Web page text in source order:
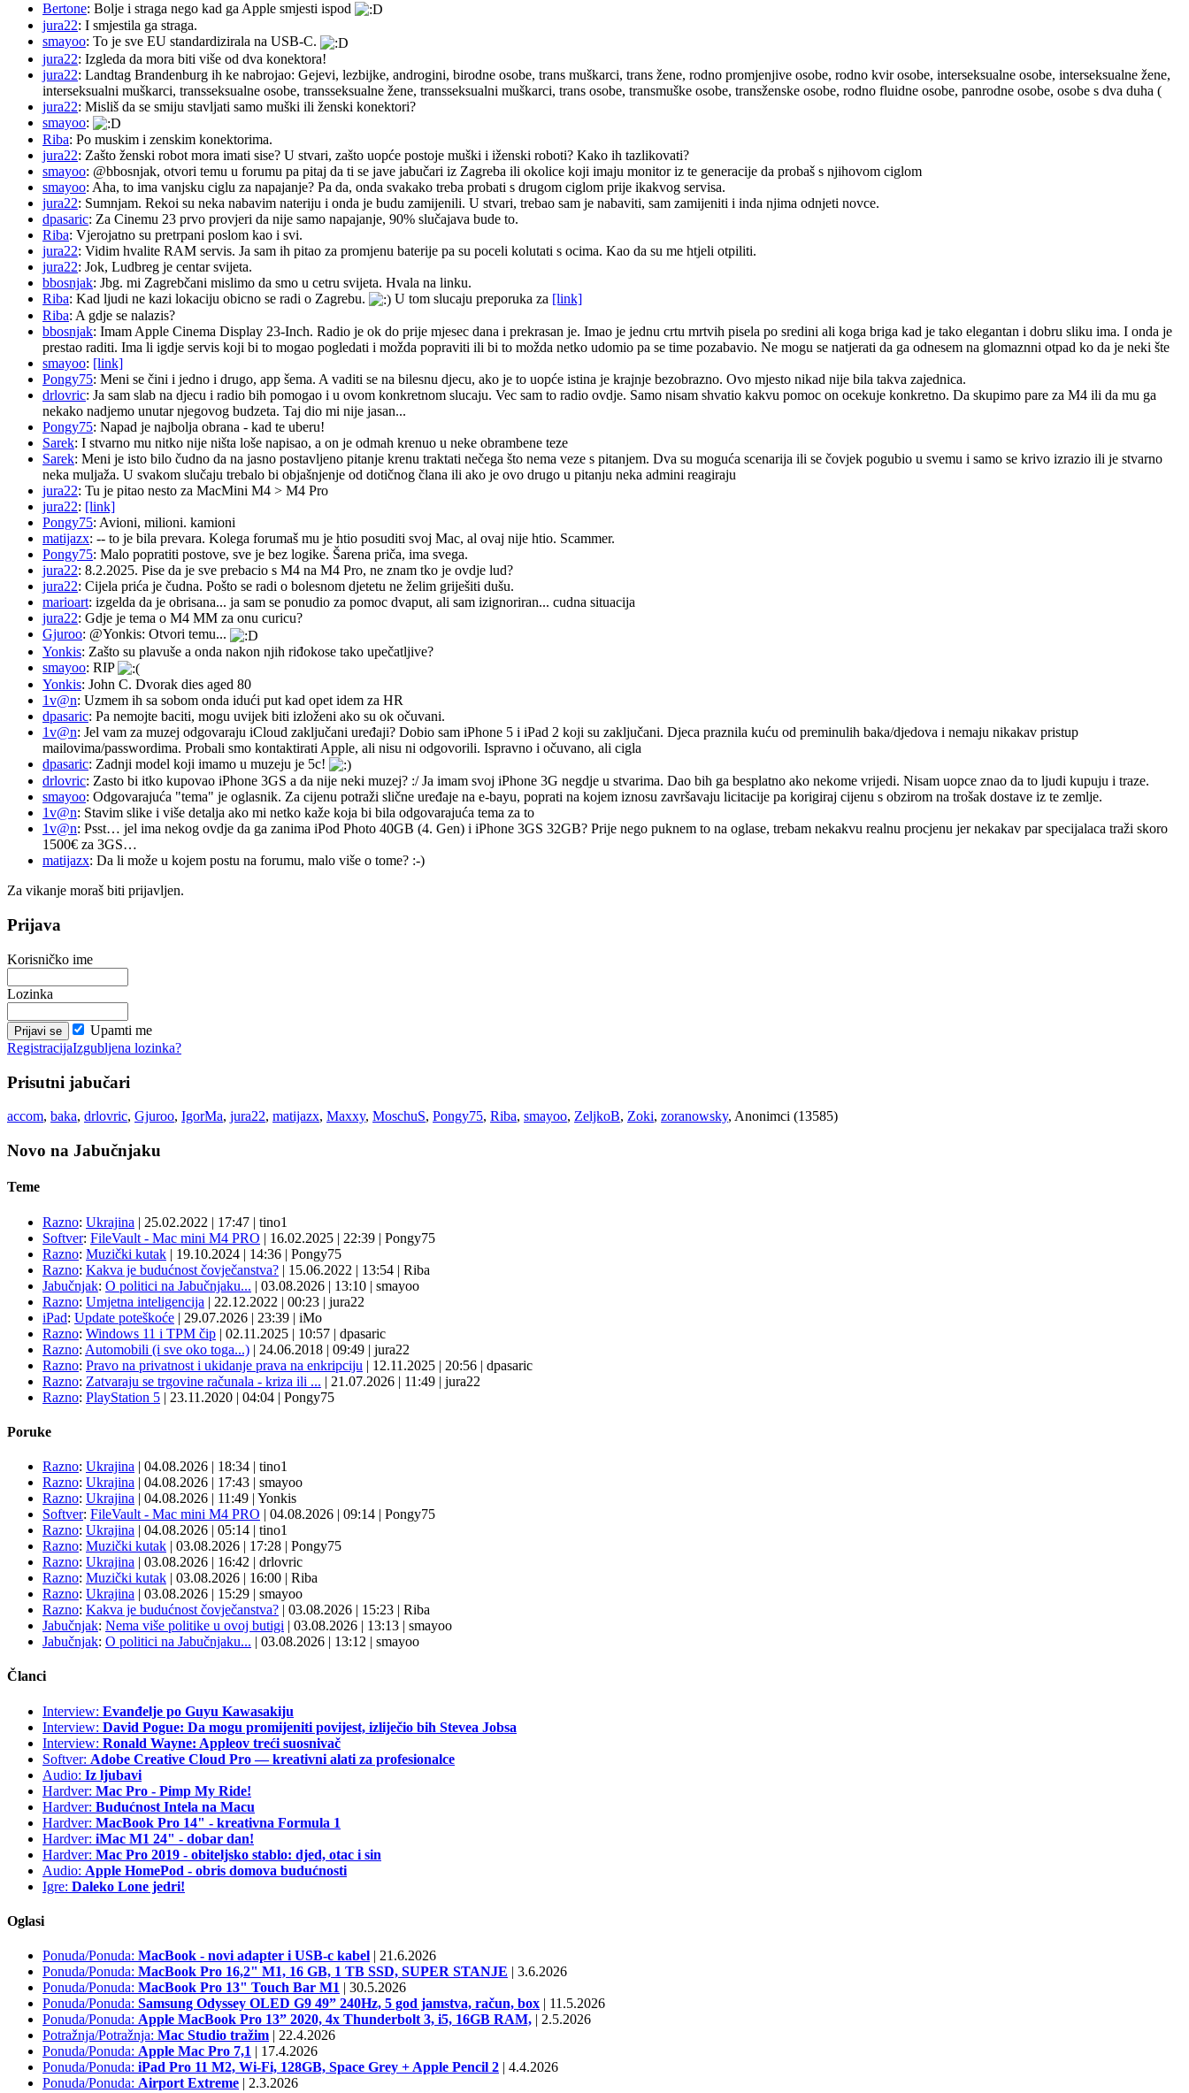
Bertone: Bolje i straga nego kad ga Apple smjesti ispod
jura22: I smjestila ga straga.
smayoo: To je sve EU standardizirala na USB-C.
jura22: Izgleda da mora biti više od dva konektora!
jura22: Landtag Brandenburg ih ke nabrojao: Gejevi, lezbijke, androgini, birodne osobe, trans muškarci, trans žene, rodno promjenjive osobe, rodno kvir osobe, interseksualne osobe, interseksualne žene,
interseksualni muškarci, transseksualne osobe, transseksualne žene, transseksualni muškarci, trans osobe, transmuške osobe, transženske osobe, rodno fluidne osobe, panrodne osobe, osobe s dva duha (
jura22: Misliš da se smiju stavljati samo muški ili ženski konektori?
smayoo:
Riba: Po muskim i zenskim konektorima.
jura22: Zašto ženski robot mora imati sise? U stvari, zašto uopće postoje muški i iženski roboti? Kako ih tazlikovati?
smayoo: @bbosnjak, otvori temu u forumu pa pitaj da ti se jave jabučari iz Zagreba ili okolice koji imaju monitor iz te generacije da probaš s njihovom ciglom
smayoo: Aha, to ima vanjsku ciglu za napajanje? Pa da, onda svakako treba probati s drugom ciglom prije ikakvog servisa.
jura22: Sumnjam. Rekoi su neka nabavim nateriju i onda je budu zamijenili. U stvari, trebao sam je nabaviti, sam zamijeniti i inda njima odnjeti novce.
dpasaric: Za Cinemu 23 prvo provjeri da nije samo napajanje, 90% slučajava bude to.
Riba: Vjerojatno su pretrpani poslom kao i svi.
jura22: Vidim hvalite RAM servis. Ja sam ih pitao za promjenu baterije pa su poceli kolutati s ocima. Kao da su me htjeli otpiliti.
jura22: Jok, Ludbreg je centar svijeta.
bbosnjak: Jbg. mi Zagrebčani mislimo da smo u cetru svijeta. Hvala na linku.
Riba: Kad ljudi ne kazi lokaciju obicno se radi o Zagrebu. U tom slucaju preporuka za [link]
Riba: A gdje se nalazis?
bbosnjak: Imam Apple Cinema Display 23-Inch. Radio je ok do prije mjesec dana i prekrasan je. Imao je jednu crtu mrtvih pisela po sredini ali koga briga kad je tako elegantan i dobru sliku ima. I onda je
prestao raditi. Ima li igdje servis koji bi to mogao pogledati i možda popraviti ili bi to možda netko udomio pa se time pozabavio. Ne mogu se natjerati da ga odnesem na glomaznni otpad ko da je neki šte
smayoo: [link]
Pongy75: Meni se čini i jedno i drugo, app šema. A vaditi se na bilesnu djecu, ako je to uopće istina je krajnje bezobrazno. Ovo mjesto nikad nije bila takva zajednica.
drlovric: Ja sam slab na djecu i radio bih pomogao i u ovom konkretnom slucaju. Vec sam to radio ovdje. Samo nisam shvatio kakvu pomoc on ocekuje konkretno. Da skupimo pare za M4 ili da mu ga
nekako nadjemo unutar njegovog budzeta. Taj dio mi nije jasan...
Pongy75: Napad je najbolja obrana - kad te uberu!
Sarek: I stvarno mu nitko nije ništa loše napisao, a on je odmah krenuo u neke obrambene teze
Sarek: Meni je isto bilo čudno da na jasno postavljeno pitanje krenu traktati nečega što nema veze s pitanjem. Dva su moguća scenarija ili se čovjek pogubio u svemu i samo se krivo izrazio ili je stvarno
neka muljaža. U svakom slučaju trebalo bi objašnjenje od dotičnog člana ili ako je ovo drugo u pitanju neka admini reagiraju
jura22: Tu je pitao nesto za MacMini M4 > M4 Pro
jura22: [link]
Pongy75: Avioni, milioni. kamioni
matijazx: -- to je bila prevara. Kolega forumaš mu je htio posuditi svoj Mac, al ovaj nije htio. Scammer.
Pongy75: Malo popratiti postove, sve je bez logike. Šarena priča, ima svega.
jura22: 8.2.2025. Pise da je sve prebacio s M4 na M4 Pro, ne znam tko je ovdje lud?
jura22: Cijela prića je čudna. Pošto se radi o bolesnom djetetu ne želim griješiti dušu.
marioart: izgelda da je obrisana... ja sam se ponudio za pomoc dvaput, ali sam izignoriran... cudna situacija
jura22: Gdje je tema o M4 MM za onu curicu?
Gjuroo: @Yonkis: Otvori temu...
Yonkis: Zašto su plavuše a onda nakon njih riđokose tako upečatljive?
smayoo: RIP
Yonkis: John C. Dvorak dies aged 80
1v@n: Uzmem ih sa sobom onda idući put kad opet idem za HR
dpasaric: Pa nemojte baciti, mogu uvijek biti izloženi ako su ok očuvani.
1v@n: Jel vam za muzej odgovaraju iCloud zaključani uređaji? Dobio sam iPhone 5 i iPad 2 koji su zaključani. Djeca praznila kuću od preminulih baka/djedova i nemaju nikakav pristup
mailovima/passwordima. Probali smo kontaktirati Apple, ali nisu ni odgovorili. Ispravno i očuvano, ali cigla
dpasaric: Zadnji model koji imamo u muzeju je 5c!
drlovric: Zasto bi itko kupovao iPhone 3GS a da nije neki muzej? :/ Ja imam svoj iPhone 3G negdje u stvarima. Dao bih ga besplatno ako nekome vrijedi. Nisam uopce znao da to ljudi kupuju i traze.
smayoo: Odgovarajuća "tema" je oglasnik. Za cijenu potraži slične uređaje na e-bayu, poprati na kojem iznosu završavaju licitacije pa korigiraj cijenu s obzirom na trošak dostave iz te zemlje.
1v@n: Stavim slike i više detalja ako mi netko kaže koja bi bila odgovarajuća tema za to
1v@n: Psst… jel ima nekog ovdje da ga zanima iPod Photo 40GB (4. Gen) i iPhone 3GS 32GB? Prije nego puknem to na oglase, trebam nekakvu realnu procjenu jer nekakav par specijalaca traži skoro
1500€ za 3GS…
matijazx: Da li može u kojem postu na forumu, malo više o tome? :-)
Za vikanje moraš biti prijavljen.
Prijava
Korisničko ime
Lozinka
Upamti me
RegistracijaIzgubljena lozinka?
Prisutni jabučari
accom, baka, drlovric, Gjuroo, IgorMa, jura22, matijazx, Maxxy, MoschuS, Pongy75, Riba, smayoo, ZeljkoB, Zoki, zoranowsky, Anonimci (13585)
Novo na Jabučnjaku
Teme
Razno: Ukrajina | 25.02.2022 | 17:47 | tino1
Softver: FileVault - Mac mini M4 PRO | 16.02.2025 | 22:39 | Pongy75
Razno: Muzički kutak | 19.10.2024 | 14:36 | Pongy75
Razno: Kakva je budućnost čovječanstva? | 15.06.2022 | 13:54 | Riba
Jabučnjak: O politici na Jabučnjaku... | 03.08.2026 | 13:10 | smayoo
Razno: Umjetna inteligencija | 22.12.2022 | 00:23 | jura22
iPad: Update poteškoće | 29.07.2026 | 23:39 | iMo
Razno: Windows 11 i TPM čip | 02.11.2025 | 10:57 | dpasaric
Razno: Automobili (i sve oko toga...) | 24.06.2018 | 09:49 | jura22
Razno: Pravo na privatnost i ukidanje prava na enkripciju | 12.11.2025 | 20:56 | dpasaric
Razno: Zatvaraju se trgovine računala - kriza ili ... | 21.07.2026 | 11:49 | jura22
Razno: PlayStation 5 | 23.11.2020 | 04:04 | Pongy75
Poruke
Razno: Ukrajina | 04.08.2026 | 18:34 | tino1
Razno: Ukrajina | 04.08.2026 | 17:43 | smayoo
Razno: Ukrajina | 04.08.2026 | 11:49 | Yonkis
Softver: FileVault - Mac mini M4 PRO | 04.08.2026 | 09:14 | Pongy75
Razno: Ukrajina | 04.08.2026 | 05:14 | tino1
Razno: Muzički kutak | 03.08.2026 | 17:28 | Pongy75
Razno: Ukrajina | 03.08.2026 | 16:42 | drlovric
Razno: Muzički kutak | 03.08.2026 | 16:00 | Riba
Razno: Ukrajina | 03.08.2026 | 15:29 | smayoo
Razno: Kakva je budućnost čovječanstva? | 03.08.2026 | 15:23 | Riba
Jabučnjak: Nema više politike u ovoj butigi | 03.08.2026 | 13:13 | smayoo
Jabučnjak: O politici na Jabučnjaku... | 03.08.2026 | 13:12 | smayoo
Članci
Interview: Evanđelje po Guyu Kawasakiju
Interview: David Pogue: Da mogu promijeniti povijest, izliječio bih Stevea Jobsa
Interview: Ronald Wayne: Appleov treći suosnivač
Softver: Adobe Creative Cloud Pro — kreativni alati za profesionalce
Audio: Iz ljubavi
Hardver: Mac Pro - Pimp My Ride!
Hardver: Budućnost Intela na Macu
Hardver: MacBook Pro 14" - kreativna Formula 1
Hardver: iMac M1 24" - dobar dan!
Hardver: Mac Pro 2019 - obiteljsko stablo: djed, otac i sin
Audio: Apple HomePod - obris domova budućnosti
Igre: Daleko Lone jedri!
Oglasi
Ponuda/Ponuda: MacBook - novi adapter i USB-c kabel | 21.6.2026
Ponuda/Ponuda: MacBook Pro 16,2" M1, 16 GB, 1 TB SSD, SUPER STANJE | 3.6.2026
Ponuda/Ponuda: MacBook Pro 13" Touch Bar M1 | 30.5.2026
Ponuda/Ponuda: Samsung Odyssey OLED G9 49” 240Hz, 5 god jamstva, račun, box | 11.5.2026
Ponuda/Ponuda: Apple MacBook Pro 13” 2020, 4x Thunderbolt 3, i5, 16GB RAM, | 2.5.2026
Potražnja/Potražnja: Mac Studio tražim | 22.4.2026
Ponuda/Ponuda: Apple Mac Pro 7,1 | 17.4.2026
Ponuda/Ponuda: iPad Pro 11 M2, Wi-Fi, 128GB, Space Grey + Apple Pencil 2 | 4.4.2026
Ponuda/Ponuda: Airport Extreme | 2.3.2026